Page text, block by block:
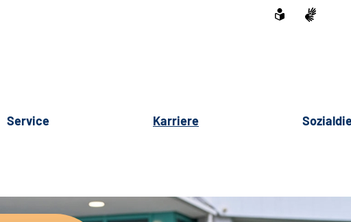
Service Karriere